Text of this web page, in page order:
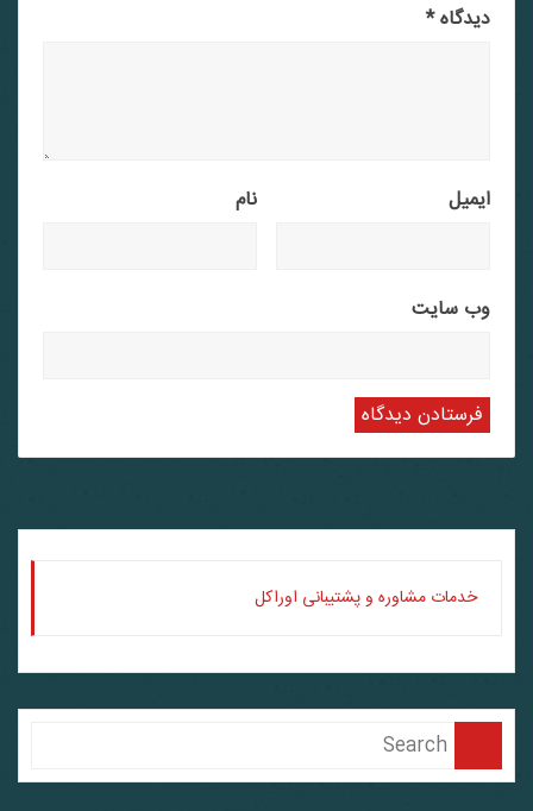
دیدگاه*
ایمیل
وب‌ سایت
خدمات مشاوره و پشتیبانی اوراکل